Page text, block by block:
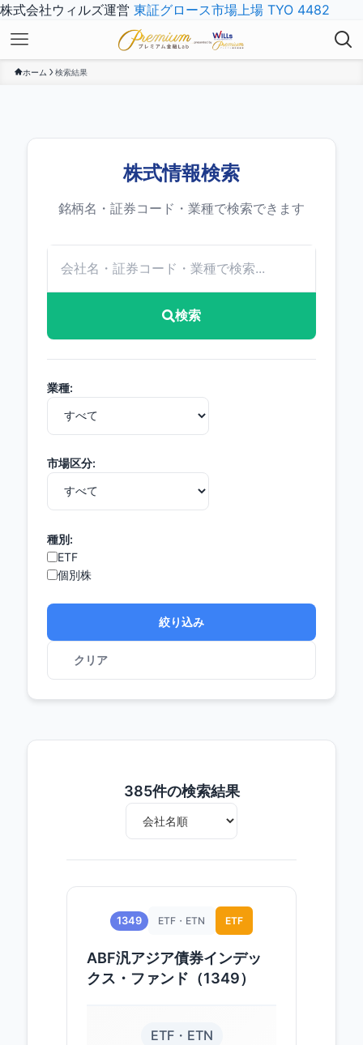
株式会社ウィルズ運営 東証グロース市場上場 TYO 4482
ホーム 検索結果
株式情報検索
銘柄名・証券コード・業種で検索できます
検索
業種:
市場区分:
種別:
ETF
個別株
絞り込み
クリア
385件の検索結果
1349 ETF・ETN ETF
ABF汎アジア債券インデッ
クス・ファンド（1349）
ETF・ETN